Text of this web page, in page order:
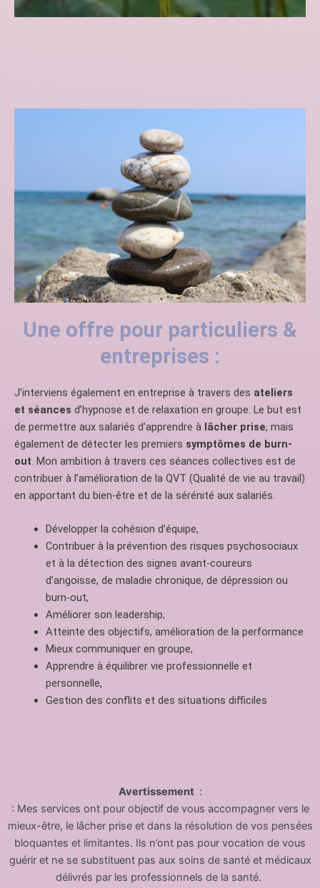
Une offre pour particuliers &
entreprises :
J’interviens également en entreprise à travers des ateliers
et séances d’hypnose et de relaxation en groupe. Le but est
de permettre aux salariés d’apprendre à lâcher prise, mais
également de détecter les premiers symptômes de burn-
out. Mon ambition à travers ces séances collectives est de
contribuer à l’amélioration de la QVT (Qualité de vie au travail)
en apportant du bien-être et de la sérénité aux salariés.
Développer la cohésion d’équipe,
Contribuer à la prévention des risques psychosociaux
et à la détection des signes avant-coureurs
d’angoisse, de maladie chronique, de dépression ou
burn-out,
Améliorer son leadership,
Atteinte des objectifs, amélioration de la performance
Mieux communiquer en groupe,
Apprendre à équilibrer vie professionnelle et
personnelle,
Gestion des conflits et des situations difficiles
Avertissement :
: Mes services ont pour objectif de vous accompagner vers le
mieux-être, le lâcher prise et dans la résolution de vos pensées
bloquantes et limitantes. Ils n’ont pas pour vocation de vous
guérir et ne se substituent pas aux soins de santé et médicaux
délivrés par les professionnels de la santé.